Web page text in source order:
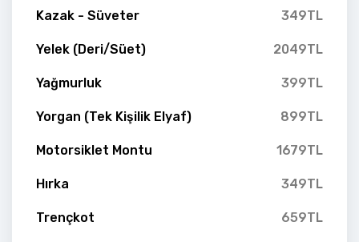
Kazak - Süveter 349TL
Yelek (Deri/Süet) 2049TL
Yağmurluk 399TL
Yorgan (Tek Kişilik Elyaf) 899TL
Motorsiklet Montu 1679TL
Hırka 349TL
Trençkot 659TL